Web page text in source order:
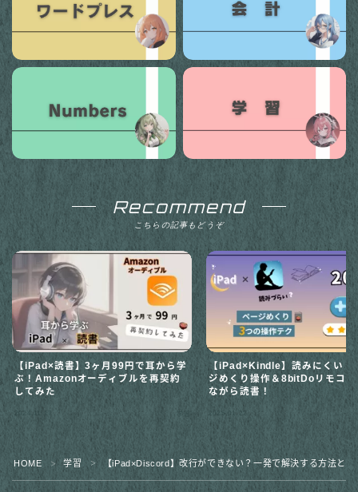
Recommend
こちらの記事もどうぞ
【iPad×読書】3ヶ月99円で耳から学
ぶ！Amazonオーディブルを再契約
してみた
【iPad×Kindle】読みにくい？
ジめくり操作＆8bitDoリモコン
ながら読書！
2025.01.22
HOME ＞ 学習 ＞ 【iPad×Discord】改行ができない？一発で解決する方法と他